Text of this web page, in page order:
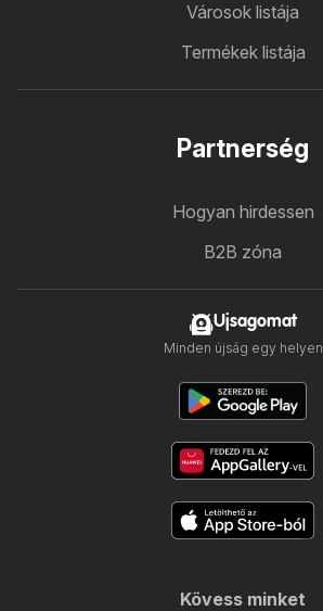
Városok listája
Termékek listája
Partnerség
Hogyan hirdessen
B2B zóna
Ujsagomat
Minden újság egy helyen
Kövess minket